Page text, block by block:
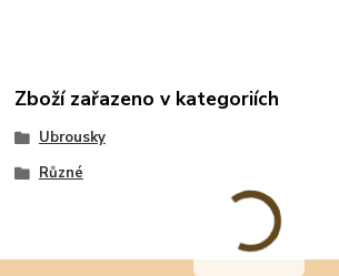
Zboží zařazeno v kategoriích
Ubrousky
Různé